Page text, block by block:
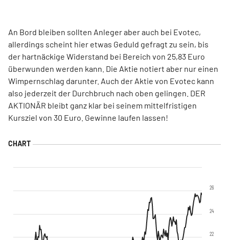
An Bord bleiben sollten Anleger aber auch bei Evotec,
allerdings scheint hier etwas Geduld gefragt zu sein, bis
der hartnäckige Widerstand bei Bereich von 25,83 Euro
überwunden werden kann. Die Aktie notiert aber nur einen
Wimpernschlag darunter. Auch der Aktie von Evotec kann
also jederzeit der Durchbruch nach oben gelingen. DER
AKTIONÄR bleibt ganz klar bei seinem mittelfristigen
Kursziel von 30 Euro. Gewinne laufen lassen!
22
24
26